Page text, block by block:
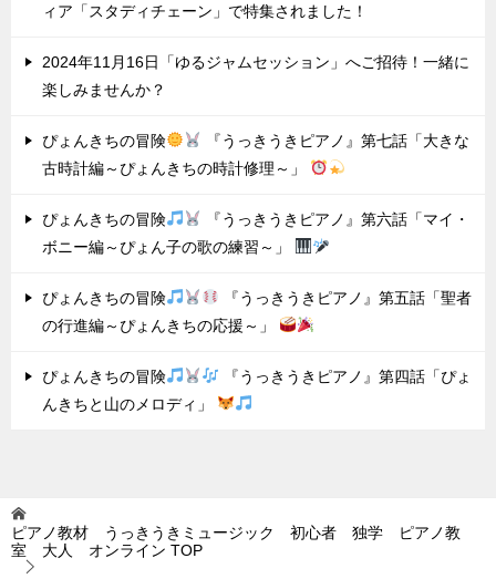
ィア「スタディチェーン」で特集されました！
2024年11月16日「ゆるジャムセッション」へご招待！一緒に
楽しみませんか？
ぴょんきちの冒険
『うっきうきピアノ』第七話「大きな
古時計編～ぴょんきちの時計修理～」
ぴょんきちの冒険
『うっきうきピアノ』第六話「マイ・
ボニー編～ぴょん子の歌の練習～」
ぴょんきちの冒険
『うっきうきピアノ』第五話「聖者
の行進編～ぴょんきちの応援～」
ぴょんきちの冒険
『うっきうきピアノ』第四話「ぴょ
んきちと山のメロディ」
ピアノ教材 うっきうきミュージック 初心者 独学 ピアノ教
室 大人 オンライン TOP